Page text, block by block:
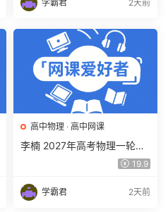
学霸君 2天前
高中物理 · 高中网课
李楠 2027年高考物理一轮复
习网课教程 高三物理 上学期
载
19.9
学霸君 2天前